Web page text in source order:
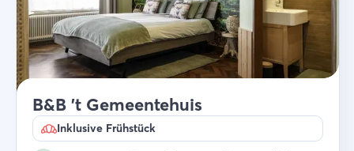
B&B 't Gemeentehuis
Inklusive Frühstück